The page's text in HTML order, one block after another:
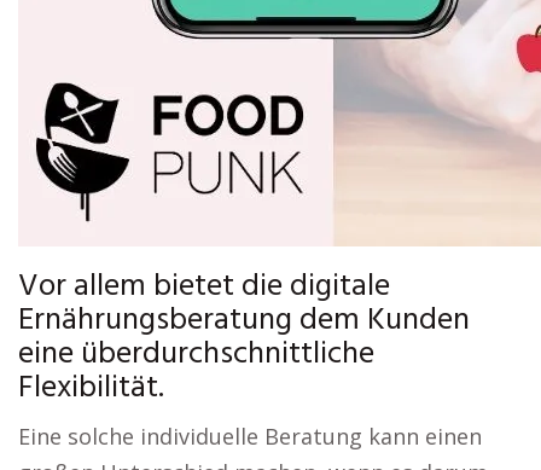
Vor allem bietet die digitale
Ernährungsberatung dem Kunden
eine überdurchschnittliche
Flexibilität.
Eine solche individuelle Beratung kann einen